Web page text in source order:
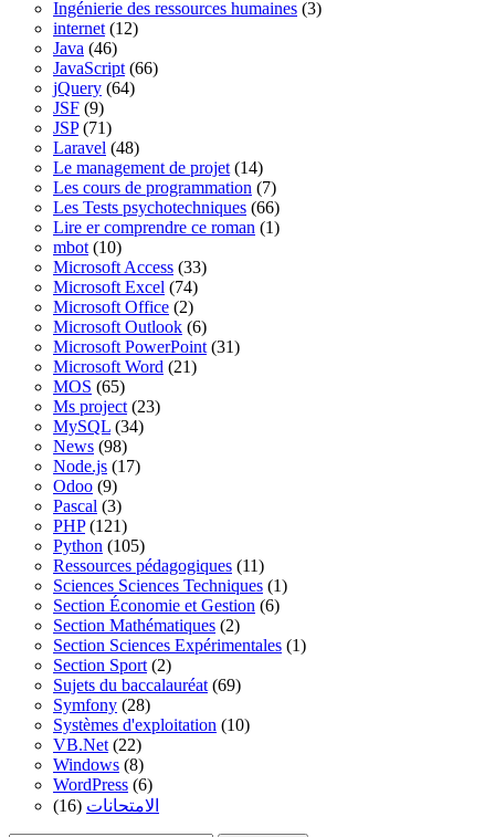
Ingénierie des ressources humaines (3)
internet (12)
Java (46)
JavaScript (66)
jQuery (64)
JSF (9)
JSP(71)
Laravel (48)
Le management de projet (14)
Les cours de programmation (7)
Les Tests psychotechniques (66)
Lire er comprendre ce roman (1)
mbot (10)
Microsoft Access (33)
Microsoft Excel (74)
Microsoft Office (2)
Microsoft Outlook (6)
Microsoft PowerPoint (31)
Microsoft Word (21)
MOS (65)
Ms project (23)
MySQL (34)
News (98)
Node.js (17)
Odoo (9)
Pascal (3)
PHP(121)
Python (105)
Ressources pédagogiques (11)
Sciences Sciences Techniques (1)
Section Économie et Gestion (6)
Section Mathématiques (2)
Section Sciences Expérimentales (1)
Section Sport (2)
Sujets du baccalauréat (69)
Symfony (28)
Systèmes d'exploitation (10)
VB.Net (22)
Windows (8)
WordPress (6)
الامتحانات (16)